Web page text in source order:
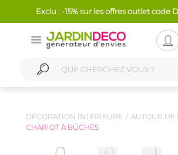
Exclu : -15% sur les offres outlet code
DÉCORATION INTÉRIEURE
AUTOUR DE
CHARIOT À BÛCHES